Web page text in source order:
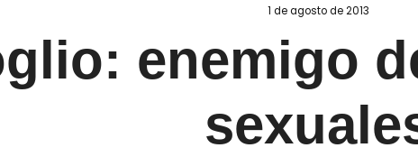
1 de agosto de 2013
enemigo